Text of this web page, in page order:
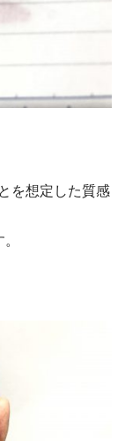
を想定した質感